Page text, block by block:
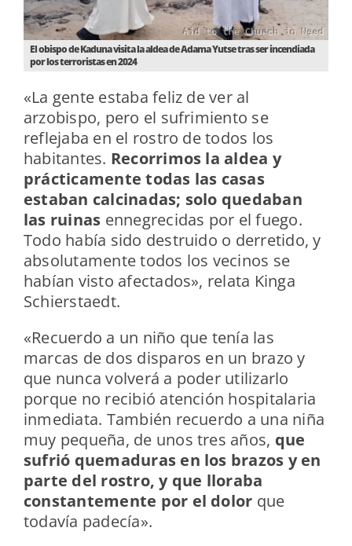
El obispo de Kaduna visita la aldea de Adama Yutse tras ser incendiada
por los terroristas en 2024
«La gente estaba feliz de ver al
arzobispo, pero el sufrimiento se
reflejaba en el rostro de todos los
habitantes. Recorrimos la aldea y
prácticamente todas las casas
estaban calcinadas; solo quedaban
las ruinas ennegrecidas por el fuego.
Todo había sido destruido o derretido, y
absolutamente todos los vecinos se
habían visto afectados», relata Kinga
Schierstaedt.
«Recuerdo a un niño que tenía las
marcas de dos disparos en un brazo y
que nunca volverá a poder utilizarlo
porque no recibió atención hospitalaria
inmediata. También recuerdo a una niña
muy pequeña, de unos tres años, que
sufrió quemaduras en los brazos y en
parte del rostro, y que lloraba
constantemente por el dolor que
todavía padecía».